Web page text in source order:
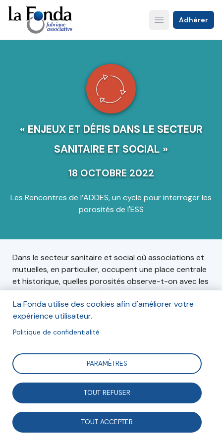
Aller
au
contenu
principal
Open main menu
Adhérer
« ENJEUX ET DÉFIS DANS LE SECTEUR
SANITAIRE ET SOCIAL »
18 OCTOBRE 2022
Les Rencontres de l’ADDES, un cycle pour interroger les
porosités de l'ESS
Dans le secteur sanitaire et social où associations et
mutuelles, en particulier, occupent une place centrale
et historique, quelles porosités observe-t-on avec les
nouveaux acteurs en présence et quelles en sont les
effets et les enjeux ? L’ADDES organise un cycle de
réflexion sur le thème des porosités de l'ESS sous la
forme d'un cycle de rencontres publiques (d'octobre
du Crédit Coopératif et l’Institut Montparnasse.
Informations
Le mardi 18 octobre 2022 de 9h30 à 12h30.
La Fonda utilise des cookies afin d'améliorer votre
expérience utilisateur.
Politique de confidentialité
PARAMÈTRES
TOUT REFUSER
TOUT ACCEPTER